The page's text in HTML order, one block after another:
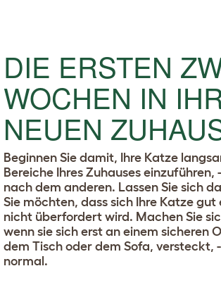
DIE ERSTEN
WOCHEN IN
NEUEN
Beginnen Sie damit, Ihre Katze
Bereiche Ihres Zuhauses einzuführen,
nach dem anderen. Lassen Sie sich
Sie möchten, dass sich Ihre Katze gut
nicht überfordert wird. Machen Sie
wenn sie sich erst an einem sicheren
dem Tisch oder dem Sofa, versteckt,
normal.